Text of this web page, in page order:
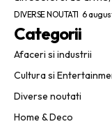
DIVERSE NOUTATI 6
Categorii
Afaceri si industrii
Cultura si
Diverse noutati
Home & Deco